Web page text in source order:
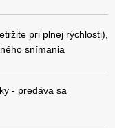
pri plnej rýchlosti),
snímania
- predáva sa